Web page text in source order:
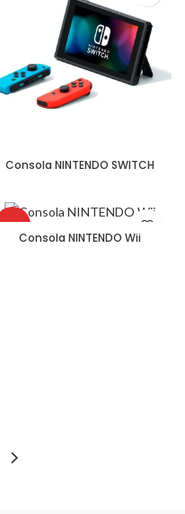
Consola NINTENDO SWITCH
HOT
Consola NINTENDO Wii